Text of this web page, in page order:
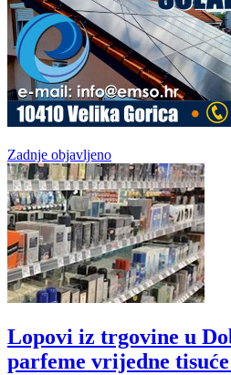
Zadnje objavljeno
Lopovi iz trgovine u
parfeme vrijedne